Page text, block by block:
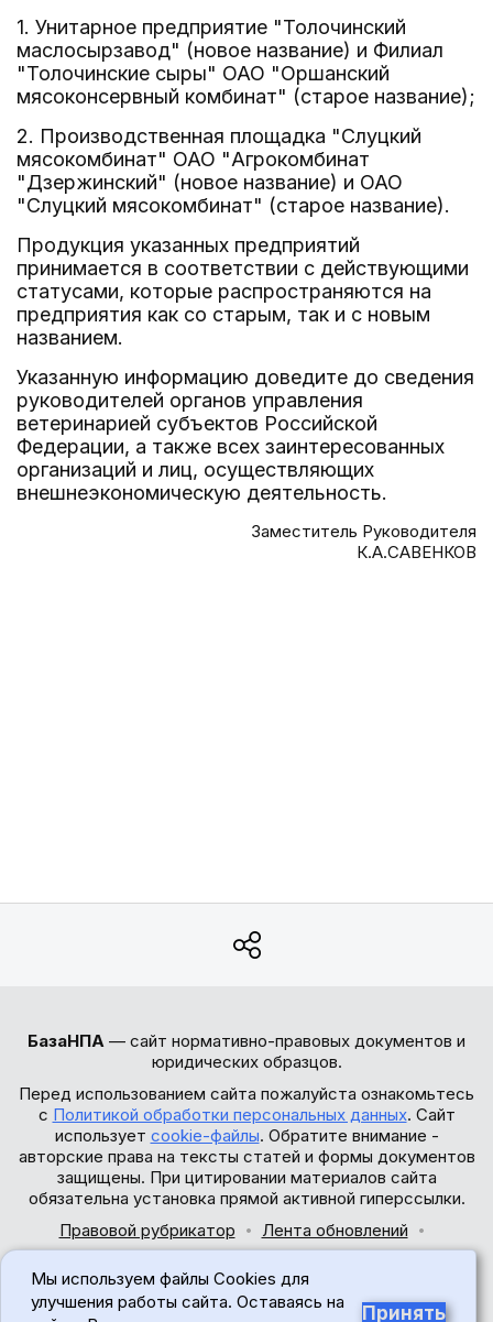
1. Унитарное предприятие "Толочинский
маслосырзавод" (новое название) и Филиал
"Толочинские сыры" ОАО "Оршанский
мясоконсервный комбинат" (старое название);
2. Производственная площадка "Слуцкий
мясокомбинат" ОАО "Агрокомбинат
"Дзержинский" (новое название) и ОАО
"Слуцкий мясокомбинат" (старое название).
Продукция указанных предприятий
принимается в соответствии с действующими
статусами, которые распространяются на
предприятия как со старым, так и с новым
названием.
Указанную информацию доведите до сведения
руководителей органов управления
ветеринарией субъектов Российской
Федерации, а также всех заинтересованных
организаций и лиц, осуществляющих
внешнеэкономическую деятельность.
Заместитель Руководителя
К.А.САВЕНКОВ
БазаНПА — сайт нормативно-правовых документов и
юридических образцов.
Перед использованием сайта пожалуйста ознакомьтесь
с Политикой обработки персональных данных. Сайт
использует cookie-файлы. Обратите внимание -
авторские права на тексты статей и формы документов
защищены. При цитировании материалов сайта
обязательна установка прямой активной гиперссылки.
Правовой рубрикатор
Лента обновлений
© 2017-2026
Мы используем файлы Cookies для
улучшения работы сайта. Оставаясь на
Принять